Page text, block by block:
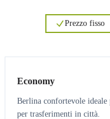
Prezzo fisso
Economy
Berlina confortevole
per trasferimenti in città.